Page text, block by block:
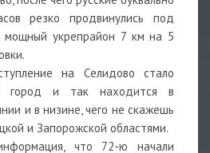
резко продвинулись под
мощный укрепрайон 7 км на 5
на Селидово стало
город и так находится в
и в низине, чего не скажешь
и Запорожской областями.
что 72-ю начали